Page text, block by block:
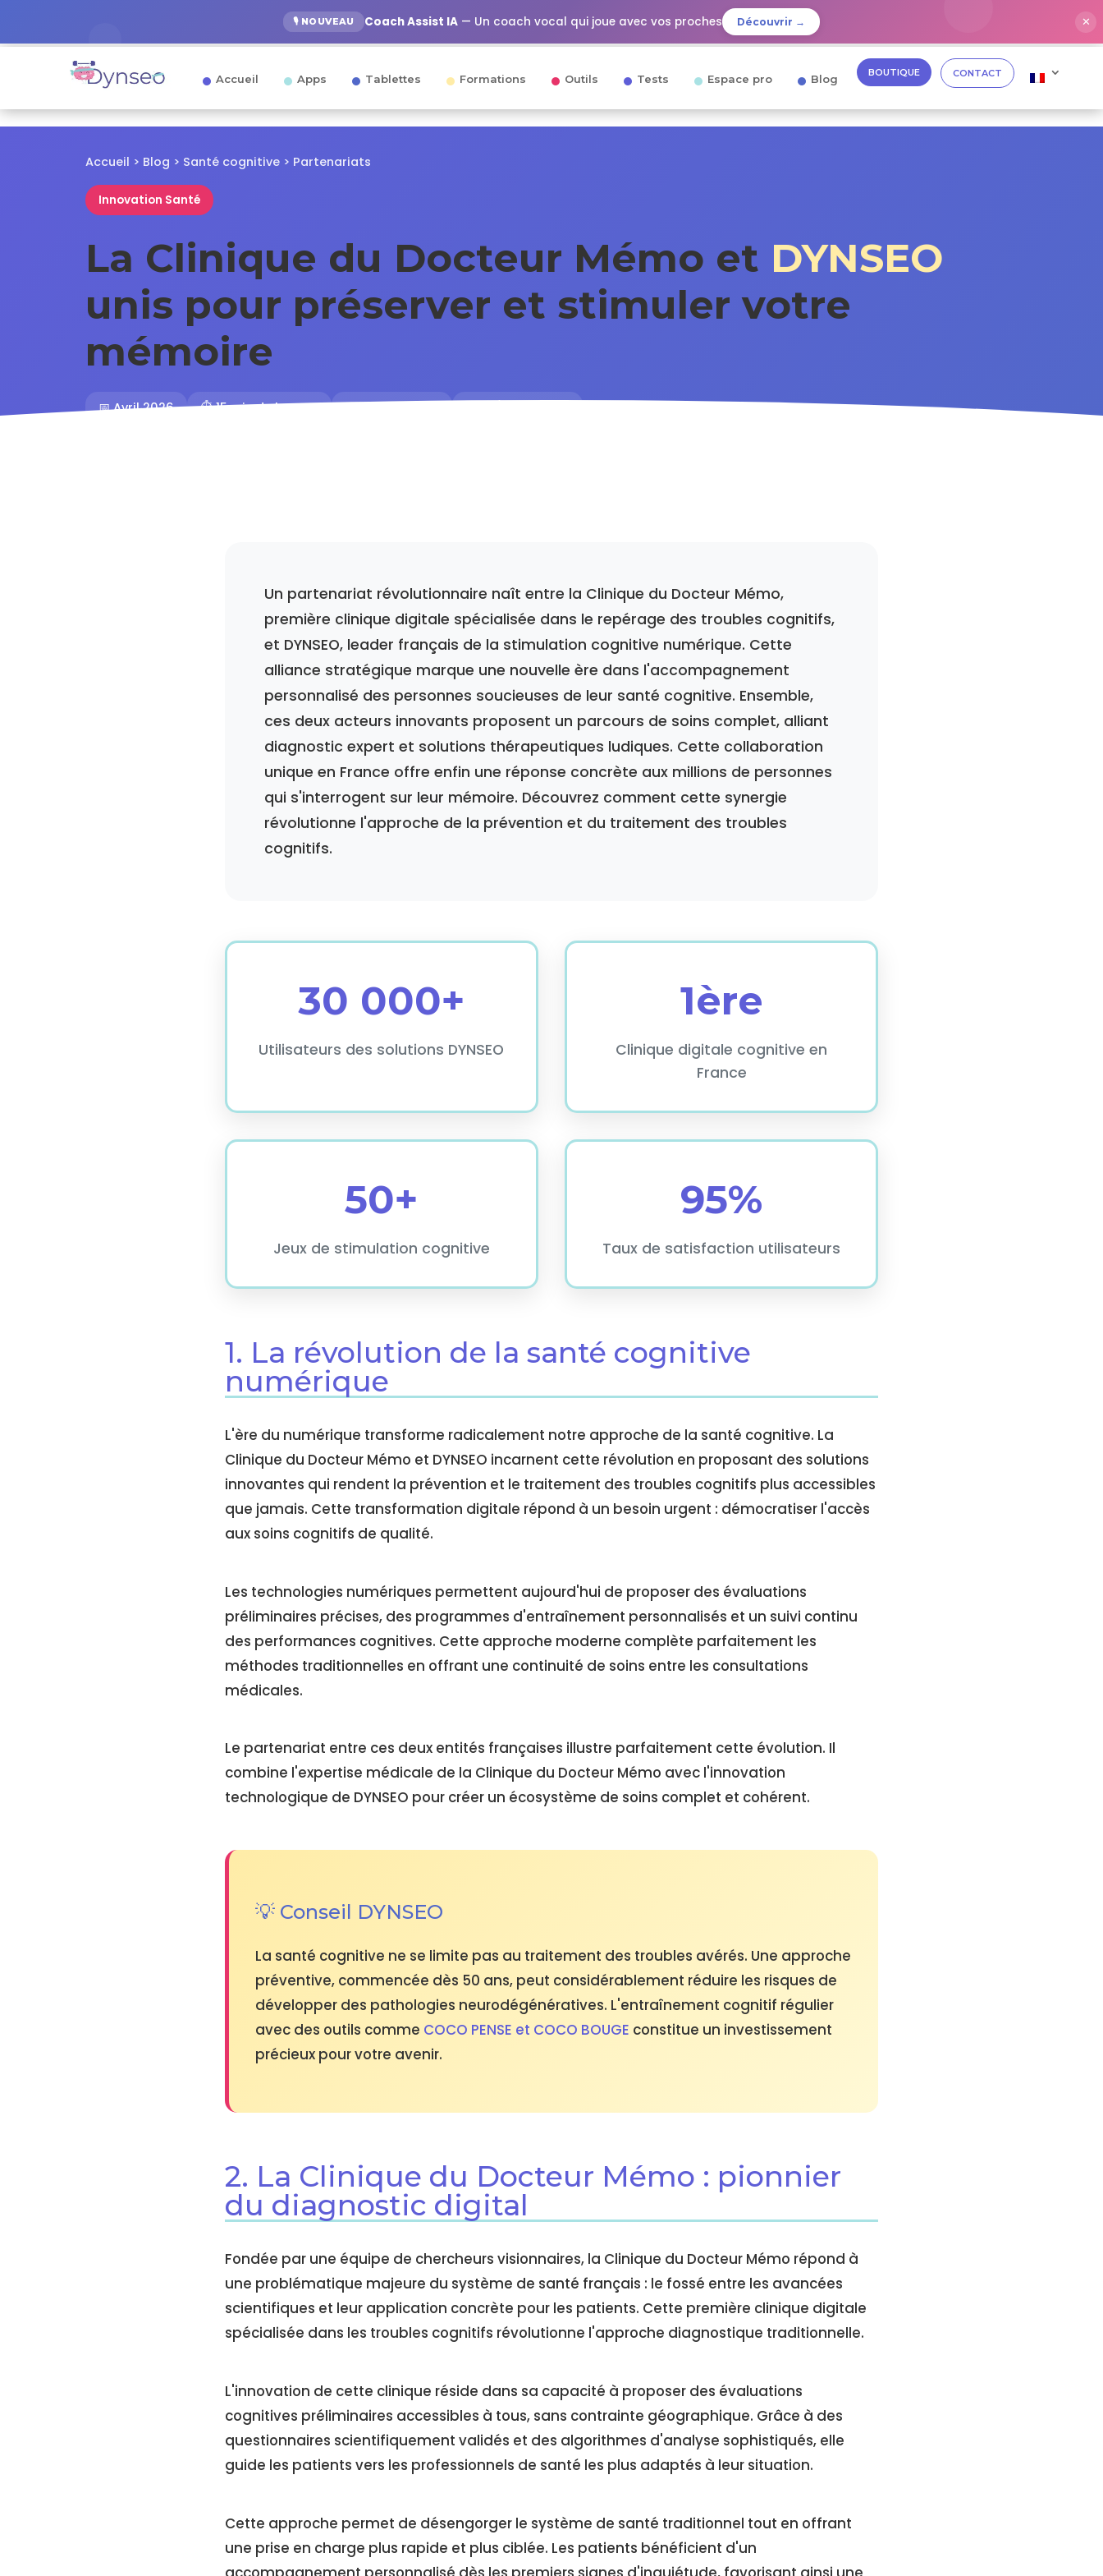
🎙️ NOUVEAU Coach Assist IA— Un coach vocal qui joue avec vos proches Découvrir → ✕
Accueil Apps Tablettes Formations Outils Tests Espace pro Blog BOUTIQUE CONTACT
Accueil > Blog > Santé cognitive > Partenariats
Innovation Santé
La Clinique du Docteur Mémo et DYNSEO
unis pour préserver et stimuler votre
mémoire
📅 Avril 2026 ⏱️ 15 min de lecture 👥 Grand public
Un partenariat révolutionnaire naît entre la Clinique du Docteur Mémo,
première clinique digitale spécialisée dans le repérage des troubles cognitifs,
et DYNSEO, leader français de la stimulation cognitive numérique. Cette
alliance stratégique marque une nouvelle ère dans l'accompagnement
personnalisé des personnes soucieuses de leur santé cognitive. Ensemble,
ces deux acteurs innovants proposent un parcours de soins complet, alliant
diagnostic expert et solutions thérapeutiques ludiques. Cette collaboration
unique en France offre enfin une réponse concrète aux millions de personnes
qui s'interrogent sur leur mémoire. Découvrez comment cette synergie
révolutionne l'approche de la prévention et du traitement des troubles
cognitifs.
30 000+
Utilisateurs des solutions DYNSEO
1ère
Clinique digitale cognitive en
France
50+
Jeux de stimulation cognitive
95%
Taux de satisfaction utilisateurs
1. La révolution de la santé cognitive
numérique
L'ère du numérique transforme radicalement notre approche de la santé cognitive. La
Clinique du Docteur Mémo et DYNSEO incarnent cette révolution en proposant des solutions
innovantes qui rendent la prévention et le traitement des troubles cognitifs plus accessibles
que jamais. Cette transformation digitale répond à un besoin urgent : démocratiser l'accès
aux soins cognitifs de qualité.
Les technologies numériques permettent aujourd'hui de proposer des évaluations
préliminaires précises, des programmes d'entraînement personnalisés et un suivi continu
des performances cognitives. Cette approche moderne complète parfaitement les
méthodes traditionnelles en offrant une continuité de soins entre les consultations
médicales.
Le partenariat entre ces deux entités françaises illustre parfaitement cette évolution. Il
combine l'expertise médicale de la Clinique du Docteur Mémo avec l'innovation
technologique de DYNSEO pour créer un écosystème de soins complet et cohérent.
💡 Conseil DYNSEO
La santé cognitive ne se limite pas au traitement des troubles avérés. Une approche
préventive, commencée dès 50 ans, peut considérablement réduire les risques de
développer des pathologies neurodégénératives. L'entraînement cognitif régulier
avec des outils comme COCO PENSE et COCO BOUGE constitue un investissement
précieux pour votre avenir.
2. La Clinique du Docteur Mémo : pionnier
du diagnostic digital
Fondée par une équipe de chercheurs visionnaires, la Clinique du Docteur Mémo répond à
une problématique majeure du système de santé français : le fossé entre les avancées
scientifiques et leur application concrète pour les patients. Cette première clinique digitale
spécialisée dans les troubles cognitifs révolutionne l'approche diagnostique traditionnelle.
L'innovation de cette clinique réside dans sa capacité à proposer des évaluations
cognitives préliminaires accessibles à tous, sans contrainte géographique. Grâce à des
questionnaires scientifiquement validés et des algorithmes d'analyse sophistiqués, elle
guide les patients vers les professionnels de santé les plus adaptés à leur situation.
Cette approche permet de désengorger le système de santé traditionnel tout en offrant
une prise en charge plus rapide et plus ciblée. Les patients bénéficient d'un